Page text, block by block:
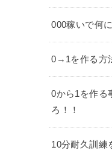
000稼いで何
0→1を作る方
0から1を作る
ろ！！
10分耐久訓練